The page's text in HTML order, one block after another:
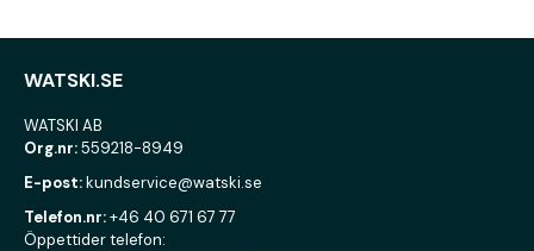
WATSKI.SE
WATSKI AB
Org.nr:559218-8949
E-post:kundservice@watski.se
Telefon.nr:+46 40 671 67 77
Öppettider telefon: